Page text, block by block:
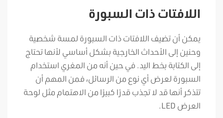
اللافتات ذات السبورة
يمكن أن تضيف اللافتات ذات السبورة لمسة شخصية
وحنين إلى الأحداث الخارجية بشكل أساسي لأنها تحتاج
إلى الكتابة بخط اليد. في حين أنه من المغري استخدام
السبورة لعرض أي نوع من الرسائل، فمن المهم أن
تتذكر أنها قد لا تجذب قدرًا كبيرًا من الاهتمام مثل لوحة
العرض LED.